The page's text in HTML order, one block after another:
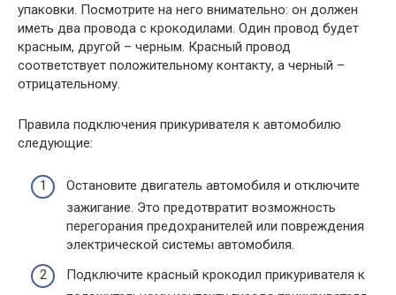
упаковки. Посмотрите на него внимательно: он должен
иметь два провода с крокодилами. Один провод будет
красным, другой – черным. Красный провод
соответствует положительному контакту, а черный –
отрицательному.
Правила подключения прикуривателя к автомобилю
следующие:
Остановите двигатель автомобиля и отключите
зажигание. Это предотвратит возможность
перегорания предохранителей или повреждения
электрической системы автомобиля.
Подключите красный крокодил прикуривателя к